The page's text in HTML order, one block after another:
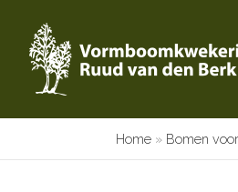
Home » Bomen